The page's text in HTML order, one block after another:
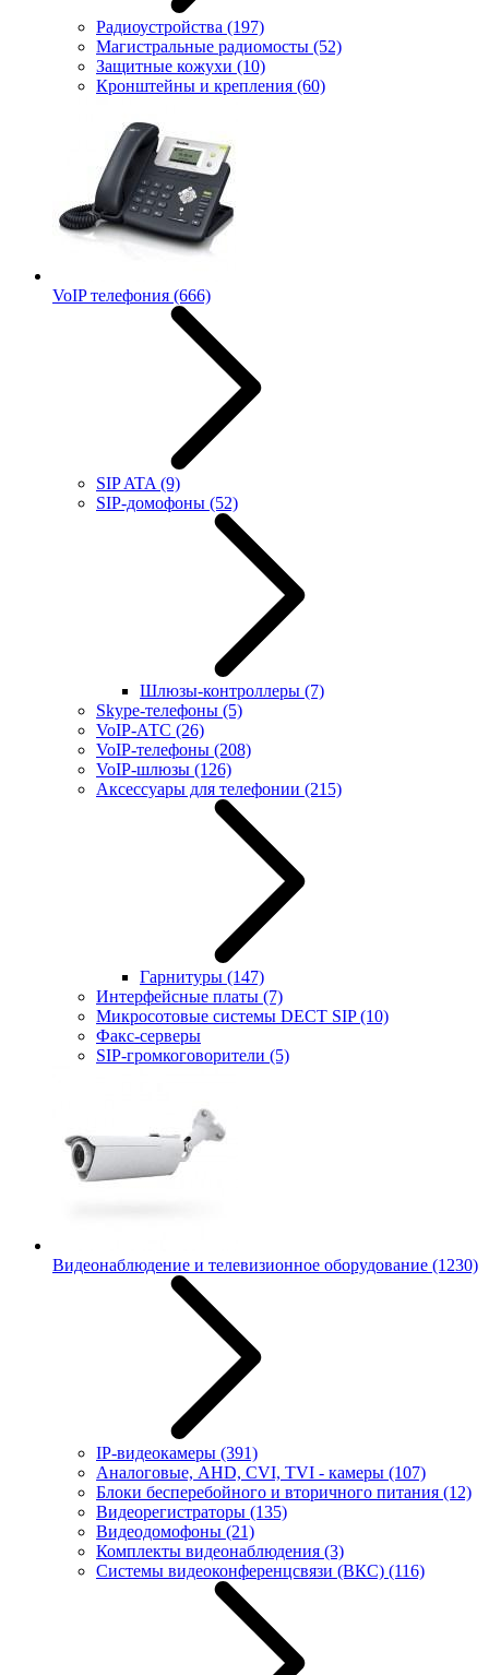
Радиоустройства (197)
Магистральные радиомосты (52)
Защитные кожухи (10)
Кронштейны и крепления (60)
VoIP телефония (666)
SIP ATA (9)
SIP-домофоны (52)
Шлюзы-контроллеры (7)
Skype-телефоны (5)
VoIP-АТС (26)
VoIP-телефоны (208)
VoIP-шлюзы (126)
Аксессуары для телефонии (215)
Гарнитуры (147)
Интерфейсные платы (7)
Микросотовые системы DECT SIP(10)
Факс-серверы
SIP-громкоговорители (5)
Видеонаблюдение и телевизионное оборудование (1230)
IP-видеокамеры (391)
Аналоговые, AHD, CVI, TVI - камеры (107)
Блоки бесперебойного и вторичного питания (12)
Видеорегистраторы (135)
Видеодомофоны (21)
Комплекты видеонаблюдения (3)
Системы видеоконференцсвязи (ВКС) (116)